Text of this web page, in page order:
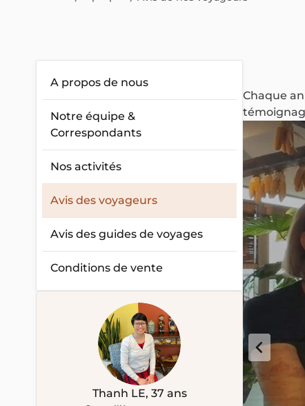
A propos de nous
Notre équipe &
Correspondants
Nos activités
Avis des voyageurs
Avis des guides de voyages
Conditions de vente
Thanh LE, 37 ans
Chaque